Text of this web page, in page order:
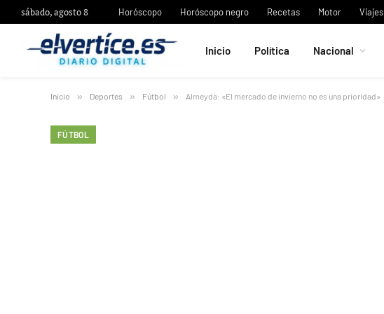
sábado, agosto 8 Horóscopo Horóscopo negro Recetas Motor Viajes
Inicio Política Nacional
Inicio » Deportes » Fútbol » Almeyda: «El mercado de invierno no es una prioridad»
FÚTBOL